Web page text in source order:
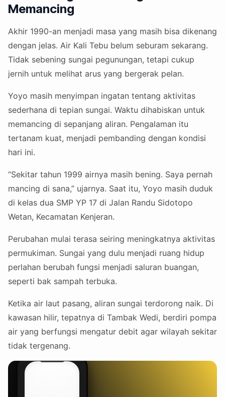
Memancing
Akhir 1990-an menjadi masa yang masih bisa dikenang
dengan jelas. Air Kali Tebu belum seburam sekarang.
Tidak sebening sungai pegunungan, tetapi cukup
jernih untuk melihat arus yang bergerak pelan.
Yoyo masih menyimpan ingatan tentang aktivitas
sederhana di tepian sungai. Waktu dihabiskan untuk
memancing di sepanjang aliran. Pengalaman itu
tertanam kuat, menjadi pembanding dengan kondisi
hari ini.
“Sekitar tahun 1999 airnya masih bening. Saya pernah
mancing di sana,” ujarnya. Saat itu, Yoyo masih duduk
di kelas dua SMP YP 17 di Jalan Randu Sidotopo
Wetan, Kecamatan Kenjeran.
Perubahan mulai terasa seiring meningkatnya aktivitas
permukiman. Sungai yang dulu menjadi ruang hidup
perlahan berubah fungsi menjadi saluran buangan,
seperti bak sampah terbuka.
Ketika air laut pasang, aliran sungai terdorong naik. Di
kawasan hilir, tepatnya di Tambak Wedi, berdiri pompa
air yang berfungsi mengatur debit agar wilayah sekitar
tidak tergenang.